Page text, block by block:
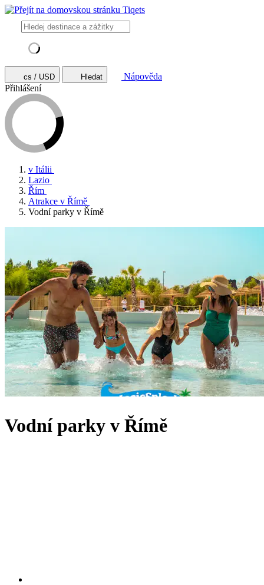
cs / USD Hledat
Nápověda
Přihlášení
v Itálii
Lazio
Řím
Atrakce v Římě
Vodní parky v Římě
Vodní parky v Římě